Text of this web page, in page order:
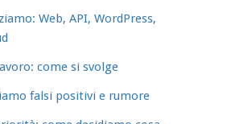
Web, API, WordPress,
come si svolge
falsi positivi e rumore